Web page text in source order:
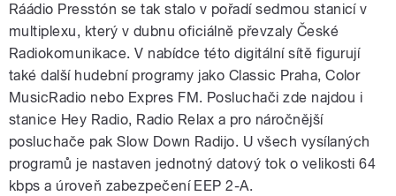
Ráádio Presstón se tak stalo v pořadí sedmou stanicí v
multiplexu, který v dubnu oficiálně převzaly České
Radiokomunikace. V nabídce této digitální sítě figurují
také další hudební programy jako Classic Praha, Color
MusicRadio nebo Expres FM. Posluchači zde najdou i
stanice Hey Radio, Radio Relax a pro náročnější
posluchače pak Slow Down Radijo. U všech vysílaných
programů je nastaven jednotný datový tok o velikosti 64
kbps a úroveň zabezpečení EEP 2-A.